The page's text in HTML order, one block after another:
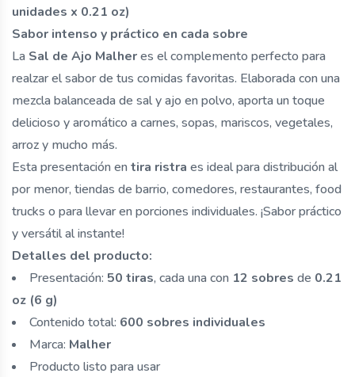
unidades x 0.21 oz)
Sabor intenso y práctico en cada sobre
La Sal de Ajo Malheres el complemento perfecto para
realzar el sabor de tus comidas favoritas. Elaborada con una
mezcla balanceada de sal y ajo en polvo, aporta un toque
delicioso y aromático a carnes, sopas, mariscos, vegetales,
arroz y mucho más.
Esta presentación en tira ristra es ideal para distribución al
por menor, tiendas de barrio, comedores, restaurantes, food
trucks o para llevar en porciones individuales. ¡Sabor práctico
y versátil al instante!
Detalles del producto:
Presentación: 50 tiras, cada una con 12 sobres de 0.21
oz (6 g)
Contenido total: 600 sobres individuales
Marca: Malher
Producto listo para usar